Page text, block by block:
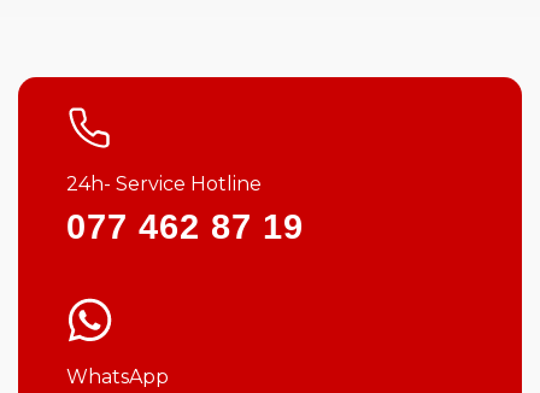
24h- Service Hotline
077 462 87 19
WhatsApp